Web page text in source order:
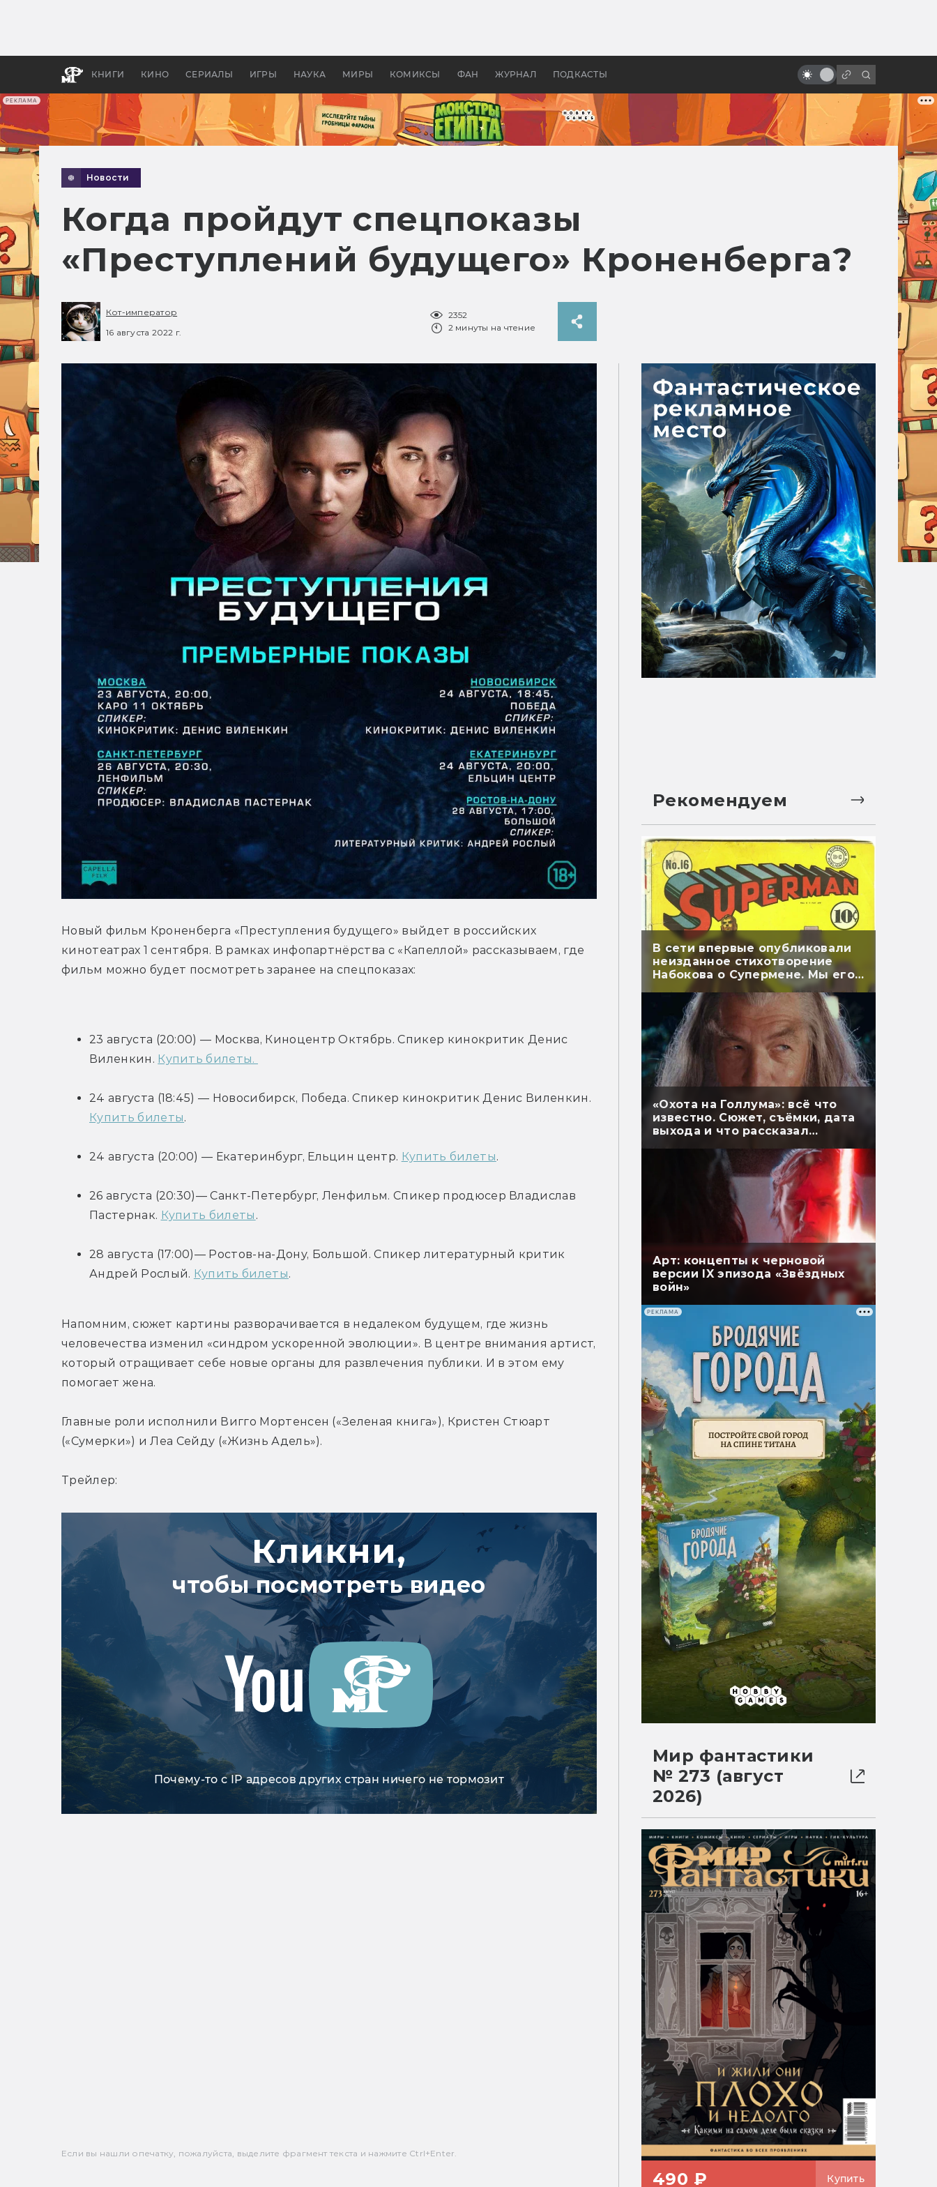
РЕКЛАМА
КНИГИ КИНО СЕРИАЛЫ ИГРЫ НАУКА МИРЫ КОМИКСЫ ФАН ЖУРНАЛ ПОДКАСТЫ
апокалипсис, в России —
бы «Властелина колец»
странные фильмы
Новости
Когда пройдут спецпоказы
«Преступлений будущего» Кроненберга?
Кот-император
16 августа 2022 г.
2352
2 минуты на чтение
Новый фильм Кроненберга «Преступления будущего» выйдет в российских
кинотеатрах 1 сентября. В рамках инфопартнёрства с «Капеллой» рассказываем, где
фильм можно будет посмотреть заранее на спецпоказах:
23 августа (20:00) — Москва, Киноцентр Октябрь. Спикер кинокритик Денис
Виленкин. Купить билеты.
Купить билеты.
24 августа (20:00) — Екатеринбург, Ельцин центр. Купить билеты.
26 августа (20:30)— Санкт-Петербург, Ленфильм. Спикер продюсер Владислав
Пастернак. Купить билеты .
28 августа (17:00)— Ростов-на-Дону, Большой. Спикер литературный критик
Андрей Рослый. Купить билеты.
Напомним, сюжет картины разворачивается в недалеком будущем, где жизнь
человечества изменил «синдром ускоренной эволюции». В центре внимания артист,
который отращивает себе новые органы для развлечения публики. И в этом ему
помогает жена.
Главные роли исполнили Вигго Мортенсен («Зеленая книга»), Кристен Стюарт
(«Сумерки») и Леа Сейду («Жизнь Адель»).
Трейлер:
Кликни,
чтобы посмотреть видео
Почему-то с IP адресов других стран ничего не тормозит
Если вы нашли опечатку, пожалуйста, выделите фрагмент текста и нажмите Ctrl+Enter.
Рекомендуем
В сети впервые опубликовали
неизданное стихотворение
Набокова о Супермене. Мы его
перевели
«Охота на Голлума»: всё что
известно. Сюжет, съёмки, дата
выхода и что рассказал
Арт: концепты к черновой
версии IX эпизода «Звёздных
войн»
РЕКЛАМА
Мир фантастики
№ 273 (август
2026)
490 ₽ Купить